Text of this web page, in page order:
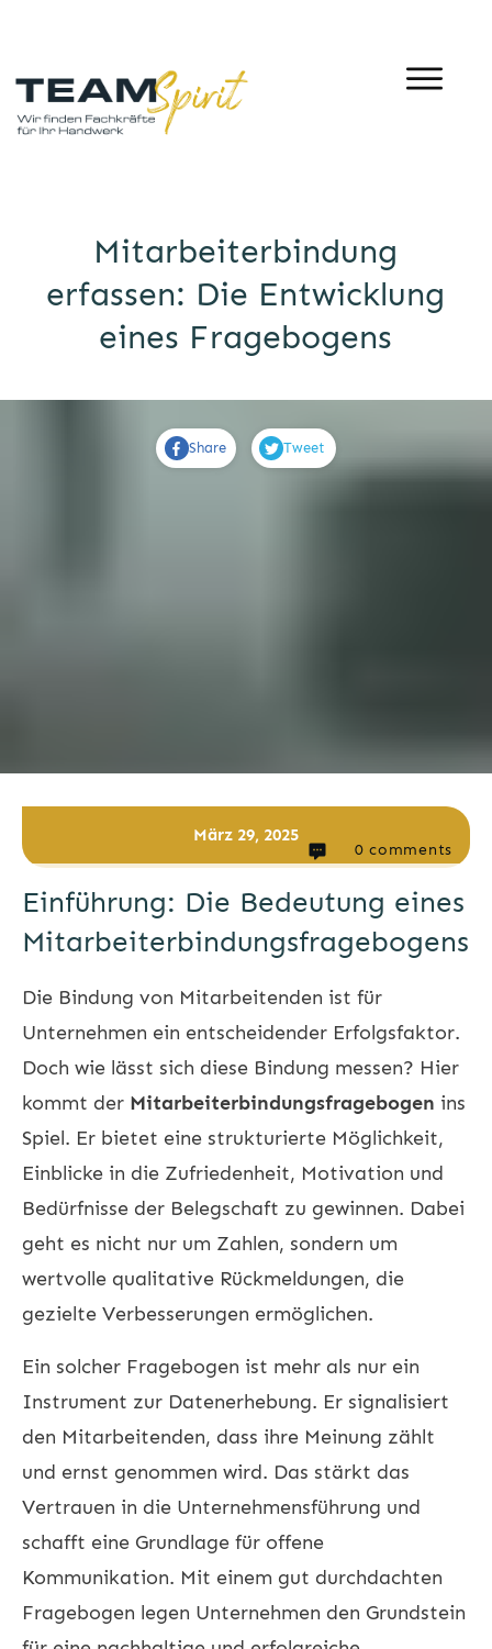
Mitarbeiterbindung
erfassen: Die Entwicklung
eines Fragebogens
Share Tweet
März 29, 2025
0 comments
Einführung: Die Bedeutung eines
Mitarbeiterbindungsfragebogens
Die Bindung von Mitarbeitenden ist für
Unternehmen ein entscheidender Erfolgsfaktor.
Doch wie lässt sich diese Bindung messen? Hier
kommt der Mitarbeiterbindungsfragebogen ins
Spiel. Er bietet eine strukturierte Möglichkeit,
Einblicke in die Zufriedenheit, Motivation und
Bedürfnisse der Belegschaft zu gewinnen. Dabei
geht es nicht nur um Zahlen, sondern um
wertvolle qualitative Rückmeldungen, die
gezielte Verbesserungen ermöglichen.
Ein solcher Fragebogen ist mehr als nur ein
Instrument zur Datenerhebung. Er signalisiert
den Mitarbeitenden, dass ihre Meinung zählt
und ernst genommen wird. Das stärkt das
Vertrauen in die Unternehmensführung und
schafft eine Grundlage für offene
Kommunikation. Mit einem gut durchdachten
Fragebogen legen Unternehmen den Grundstein